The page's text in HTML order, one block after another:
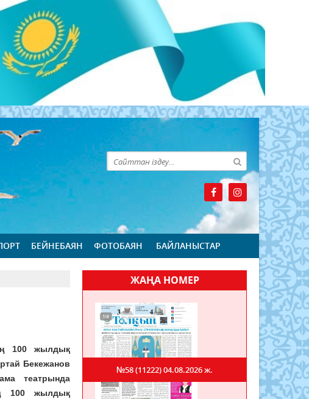
БЕЙНЕБАЯН ФОТОБАЯН БАЙЛАНЫСТАР
100 жылдық
Бекежанов
театрында
100 жылдық
ЖАҢА НОМЕР
№58 (11222)04.08.2026 ж.